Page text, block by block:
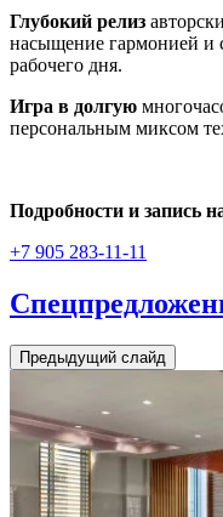
Глубокий релиз
насыщение гармонией и
рабочего дня.
Игра в долгую
персональным миксом
Подробности и запись
+7 905 283-11-11
Предыдущий слайд